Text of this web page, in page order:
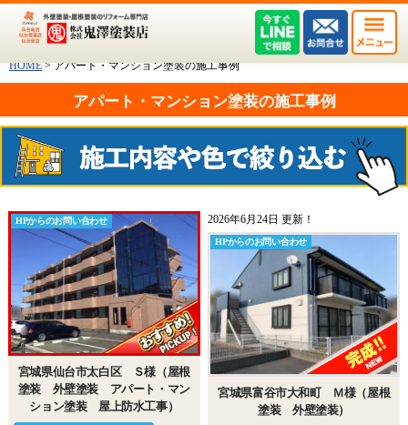
HOME > アパート・マンション塗装の施工事例
アパート・マンション塗装の施工事例
HPからのお問い合わせ
宮城県仙台市太白区 Ｓ様（屋根
塗装 外壁塗装 アパート・マン
ション塗装 屋上防水工事）
2026年6月24日 更新！
HPからのお問い合わせ
宮城県富谷市大和町 Ｍ様（屋根
塗装 外壁塗装）